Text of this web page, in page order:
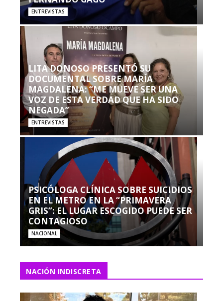
ENTREVISTAS
LITA DONOSO PRESENTÓ SU
DOCUMENTAL SOBRE MARÍA
MAGDALENA: “ME MUEVE SER UNA
VOZ DE ESTA VERDAD QUE HA SIDO
NEGADA”
ENTREVISTAS
PSICÓLOGA CLÍNICA SOBRE SUICIDIOS
EN EL METRO EN LA “PRIMAVERA
GRIS”: EL LUGAR ESCOGIDO PUEDE SER
CONTAGIOSO
NACIONAL
NACIÓN INDISCRETA